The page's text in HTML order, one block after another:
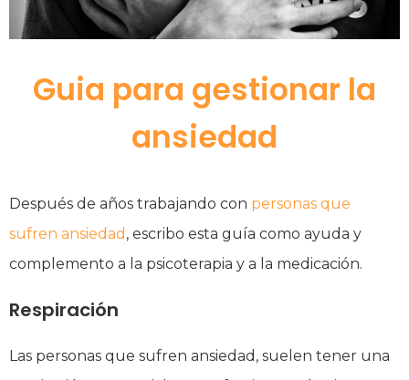
Guia para gestionar la
ansiedad
Después de años trabajando con personas que
sufren ansiedad , escribo esta guía como ayuda y
complemento a la psicoterapia y a la medicación.
Respiración
Las personas que sufren ansiedad, suelen tener una